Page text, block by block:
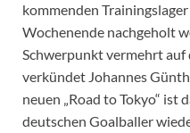
kommenden
Wochenende nachgeholt
Schwerpunkt vermehrt auf
verkündet Johannes
neuen „Road to Tokyo“
deutschen Goalballer